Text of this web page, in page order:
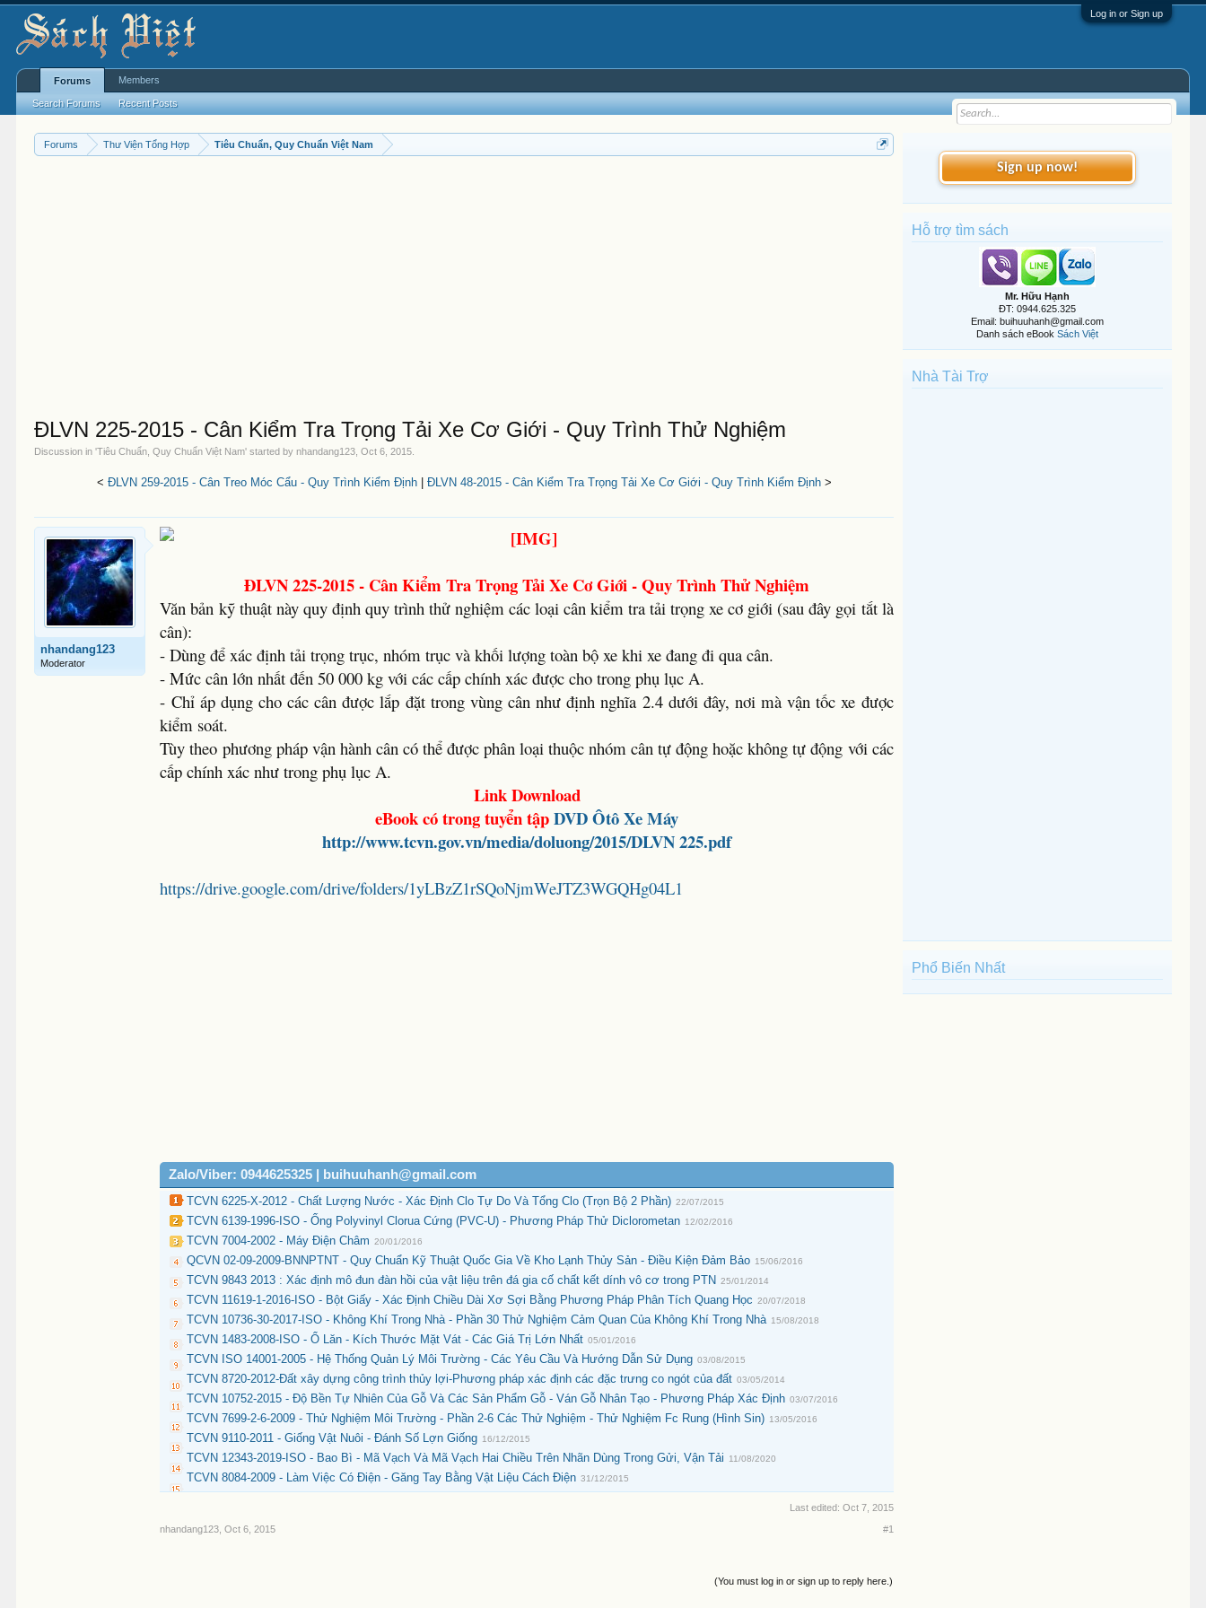
Log in or Sign up
Forums Thư Viện Tổng Hợp Tiêu Chuẩn, Quy Chuẩn Việt Nam
ĐLVN 225-2015 - Cân Kiểm Tra Trọng Tải Xe Cơ Giới - Quy Trình Thử Nghiệm
Discussion in 'Tiêu Chuẩn, Quy Chuẩn Việt Nam' started bynhandang123 ,Oct 6, 2015
< ĐLVN 259-2015 - Cân Treo Móc Cẩu - Quy Trình Kiểm Định| ĐLVN 48-2015 - Cân Kiểm Tra Trọng Tải Xe Cơ Giới - Quy Trình Kiểm Định>
nhandang123
Moderator
ĐLVN 225-2015 - Cân Kiểm Tra Trọng Tải Xe Cơ Giới - Quy Trình Thử Nghiệm
Văn bản kỹ thuật này quy định quy trình thử nghiệm các loại cân kiểm tra tải trọng xe cơ giới (sau đây gọi tắt là
cân):
- Dùng để xác định tải trọng trục, nhóm trục và khối lượng toàn bộ xe khi xe đang đi qua cân.
- Mức cân lớn nhất đến 50 000 kg với các cấp chính xác được cho trong phụ lục A.
- Chỉ áp dụng cho các cân được lắp đặt trong vùng cân như định nghĩa 2.4 dưới đây, nơi mà vận tốc xe được
kiểm soát.
Tùy theo phương pháp vận hành cân có thể được phân loại thuộc nhóm cân tự động hoặc không tự động với các
cấp chính xác như trong phụ lục A.
Link Download
eBook có trong tuyển tậpDVDÔtô Xe Máy
http://www.tcvn.gov.vn/media/doluong/2015/DLVN 225.pdf
https://drive.google.com/drive/folders/1yLBzZ1rSQoNjmWeJTZ3WGQHg04L1
Zalo/Viber: 0944625325 | buihuuhanh@gmail.com
TCVN 6225-X-2012 - Chất Lượng Nước - Xác Định Clo Tự Do Và Tổng Clo (Trọn Bộ 2 Phần) 22/07/2015
TCVN 6139-1996-ISO - Ống Polyvinyl Clorua Cứng (PVC-U) - Phương Pháp Thử Diclorometan 12/02/2016
TCVN 7004-2002 - Máy Điện Châm 20/01/2016
QCVN 02-09-2009-BNNPTNT - Quy Chuẩn Kỹ Thuật Quốc Gia Về Kho Lạnh Thủy Sản - Điều Kiện Đảm Bảo 15/06/2016
TCVN 9843 2013 : Xác định mô đun đàn hồi của vật liệu trên đá gia cố chất kết dính vô cơ trong PTN 25/01/2014
TCVN 11619-1-2016-ISO - Bột Giấy - Xác Định Chiều Dài Xơ Sợi Bằng Phương Pháp Phân Tích Quang Học 20/07/2018
TCVN 10736-30-2017-ISO - Không Khí Trong Nhà - Phần 30 Thử Nghiệm Cảm Quan Của Không Khí Trong Nhà 15/08/2018
TCVN 1483-2008-ISO - Ổ Lăn - Kích Thước Mặt Vát - Các Giá Trị Lớn Nhất 05/01/2016
TCVN ISO 14001-2005 - Hệ Thống Quản Lý Môi Trường - Các Yêu Cầu Và Hướng Dẫn Sử Dụng 03/08/2015
TCVN 8720-2012-Đất xây dựng công trình thủy lợi-Phương pháp xác định các đặc trưng co ngót của đất 03/05/2014
TCVN 10752-2015 - Độ Bền Tự Nhiên Của Gỗ Và Các Sản Phẩm Gỗ - Ván Gỗ Nhân Tạo - Phương Pháp Xác Định 03/07/2016
TCVN 7699-2-6-2009 - Thử Nghiệm Môi Trường - Phần 2-6 Các Thử Nghiệm - Thử Nghiệm Fc Rung (Hình Sin) 13/05/2016
TCVN 9110-2011 - Giống Vật Nuôi - Đánh Số Lợn Giống 16/12/2015
TCVN 12343-2019-ISO - Bao Bì - Mã Vạch Và Mã Vạch Hai Chiều Trên Nhãn Dùng Trong Gửi, Vận Tải 11/08/2020
TCVN 8084-2009 - Làm Việc Có Điện - Găng Tay Bằng Vật Liệu Cách Điện 31/12/2015
Last edited: Oct 7, 2015
nhandang123 Oct 6, 2015 #1
(You must log in or sign up to reply here.)
Sign up now!
Hỗ trợ tìm sách
Mr. Hữu Hạnh
ĐT: 0944.625.325
Email: buihuuhanh@gmail.com
Danh sách eBook Sách Việt
Nhà Tài Trợ
Phổ Biến Nhất
Forums
Search Forums Recent Posts
Members